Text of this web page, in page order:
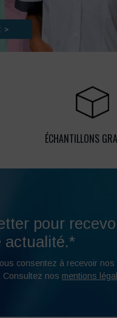
ÉCHANTILLONS
pour
actualité.*
consentez à recevoir
Consultez nos mentions